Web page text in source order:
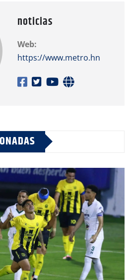
noticias
Web:
https://www.metro.hn